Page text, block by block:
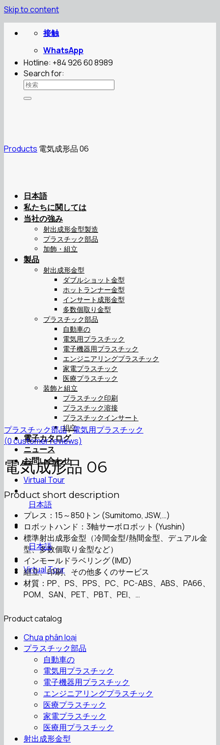
Skip to content
接触
WhatsApp
Hotline: +84 926 60 8989
Search for:
日本語
私たちに関しては
当社の強み
射出成形金型製造
プラスチック部品
加飾・組立
製品
射出成形金型
ダブルショット金型
ホットランナー金型
インサート成形金型
多数個取り金型
プラスチック部品
自動車の
電気用プラスチック
電子機器用プラスチック
エンジニアリングプラスチック
家電プラスチック
医療プラスチック
装飾と組立
プラスチック印刷
プラスチック溶接
プラスチックインサート
組立
電子カタログ
ニュース
お問い合わせ
Virtual Tour
日本語
日本語
Virtual Tour
Products 電気成形品 06
プラスチック部品/電気用プラスチック
(0customer reviews)
電気成形品 06
Product short description
プレス：15～850トン (Sumitomo, JSW,…)
ロボットハンド：3軸サーボロボット (Yushin)
標準射出成形金型（冷間金型/熱間金型、デュアル金
型、多数個取り金型など）
インモールドラベリング (IMD)
組立、印刷、その他多くのサービス
材質：PP、PS、PPS、PC、PC-ABS、ABS、PA66、
POM、SAN、PET、PBT、PEI、…
Product catalog
Chưa phân loại
プラスチック部品
自動車の
電気用プラスチック
電子機器用プラスチック
エンジニアリングプラスチック
医療プラスチック
家電プラスチック
医療用プラスチック
射出成形金型